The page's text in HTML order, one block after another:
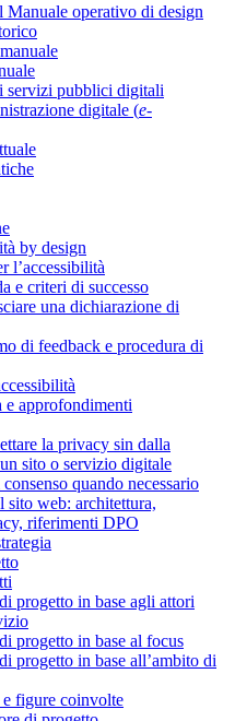
Manuale operativo di design
servizi pubblici digitali
digitale (e-
by design
l’accessibilità
e criteri di successo
una dichiarazione di
di feedback e procedura di
e approfondimenti
la privacy sin dalla
sito o servizio digitale
quando necessario
sito web: architettura,
riferimenti DPO
progetto in base agli attori
progetto in base al focus
progetto in base all’ambito di
figure coinvolte